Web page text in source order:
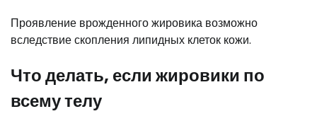
Проявление врожденного жировика возможно
вследствие скопления липидных клеток кожи.
Что делать, если жировики по
всему телу